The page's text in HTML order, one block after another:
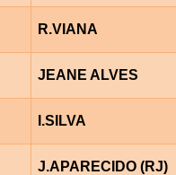
R.VIANA
JEANE ALVES
I.SILVA
J.APARECIDO (RJ)